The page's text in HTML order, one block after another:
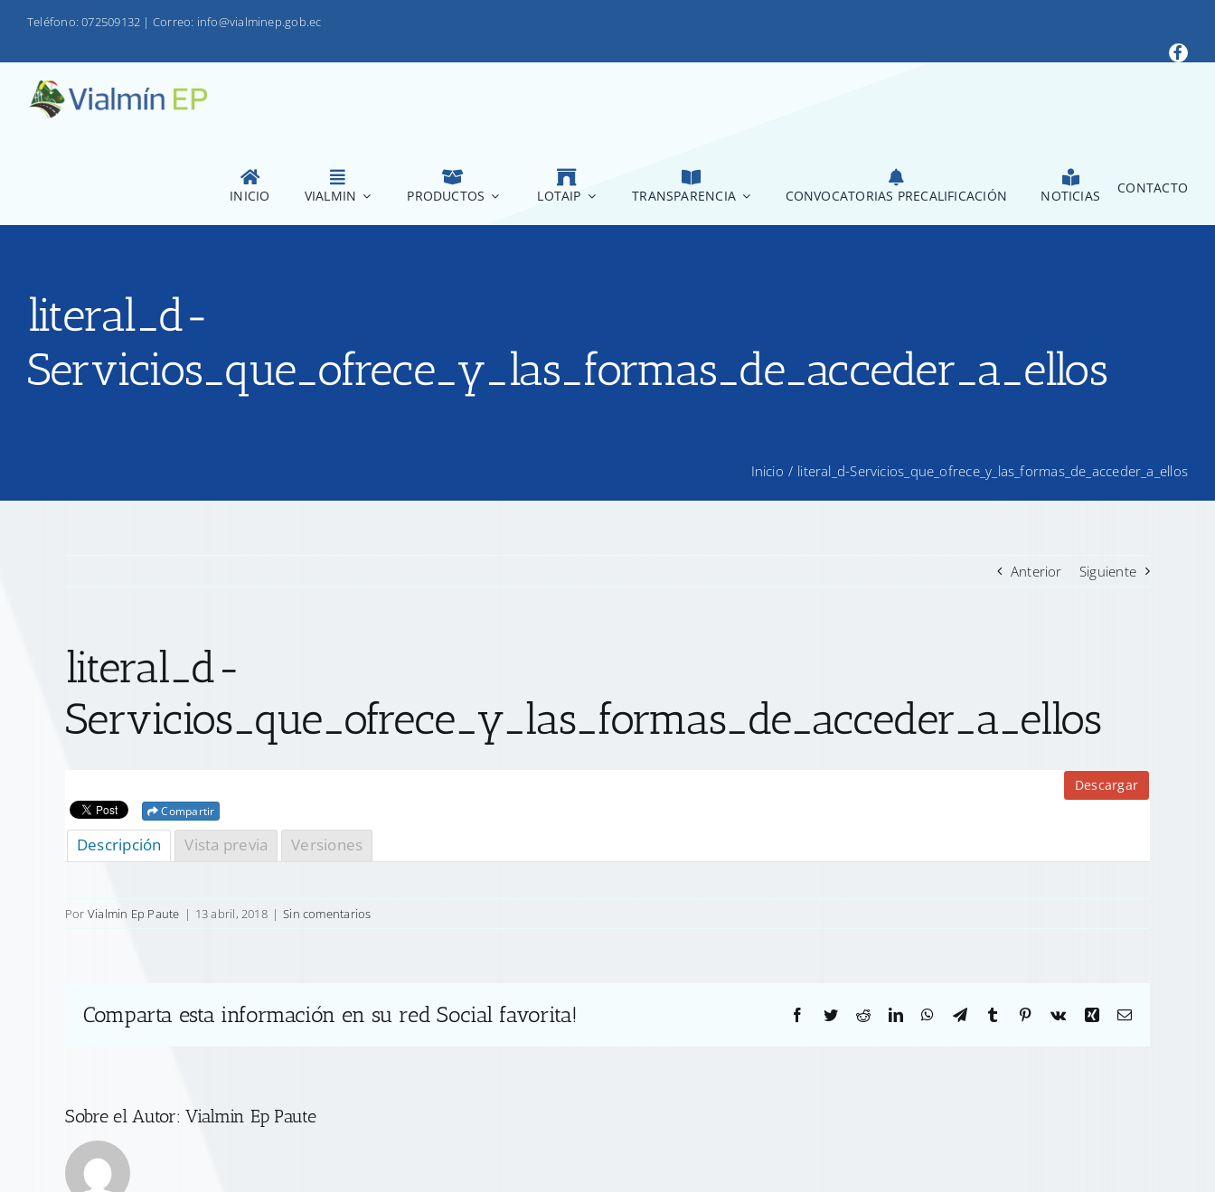
Teléfono: 072509132 | Correo: info@vialminep.gob.ec
INICIO VIALMIN PRODUCTOS LOTAIP TRANSPARENCIA CONVOCATORIAS PRECALIFICACIÓN NOTICIAS CONTACTO
literal_d-
Servicios_que_ofrece_y_las_formas_de_acceder_a_ellos
Inicio / literal_d-Servicios_que_ofrece_y_las_formas_de_acceder_a_ellos
Anterior Siguiente
literal_d-
Servicios_que_ofrece_y_las_formas_de_acceder_a_ellos
Descargar
Compartir
Descripción Vista previa Versiones
Por Vialmin Ep Paute | 13 abril, 2018 | Sin comentarios
Comparta esta información en su red Social favorita! Facebook
TwitterRedditLinkedInWhatsApp
TelegramTumblr Pinterest
Vk Xing Correo
Sobre el Autor:Vialmin Ep Paute